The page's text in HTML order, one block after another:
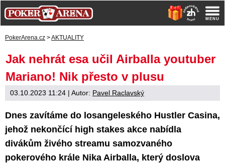
PokerArena.cz >AKTUALITY
Jak nehrát esa učil Airballa youtuber
Mariano! Nik přesto v plusu
03.10.2023 11:24 | Autor: Pavel Raclavský
Dnes zavítáme do losangeleského Hustler Casina,
jehož nekončící high stakes akce nabídla
divákům živého streamu samozvaného
pokerového krále Nika Airballa, který doslova